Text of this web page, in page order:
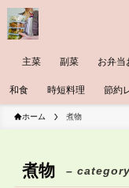
主菜 副菜 お弁当
和食 時短料理 節約
ホーム 煮物
煮物 –